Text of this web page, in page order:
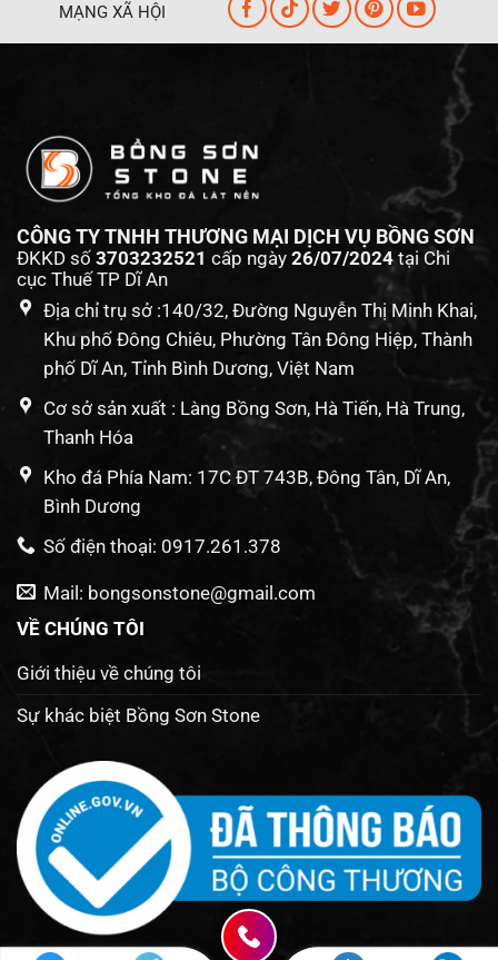
MẠNG XÃ HỘI
CÔNG TY TNHH THƯƠNG MẠI DỊCH VỤ BỒNG SƠN
ĐKKD số 3703232521 cấp ngày 26/07/2024tại Chi
cục Thuế TP Dĩ An
Địa chỉ trụ sở :140/32, Đường Nguyễn Thị Minh Khai,
Khu phố Đông Chiêu, Phường Tân Đông Hiệp, Thành
phố Dĩ An, Tỉnh Bình Dương, Việt Nam
Cơ sở sản xuất : Làng Bồng Sơn, Hà Tiến, Hà Trung,
Thanh Hóa
Kho đá Phía Nam: 17C ĐT 743B, Đông Tân, Dĩ An,
Bình Dương
Số điện thoại: 0917.261.378
Mail: bongsonstone@gmail.com
VỀ CHÚNG TÔI
Giới thiệu về chúng tôi
Sự khác biệt Bồng Sơn Stone